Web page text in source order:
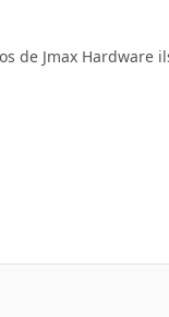
de Jmax